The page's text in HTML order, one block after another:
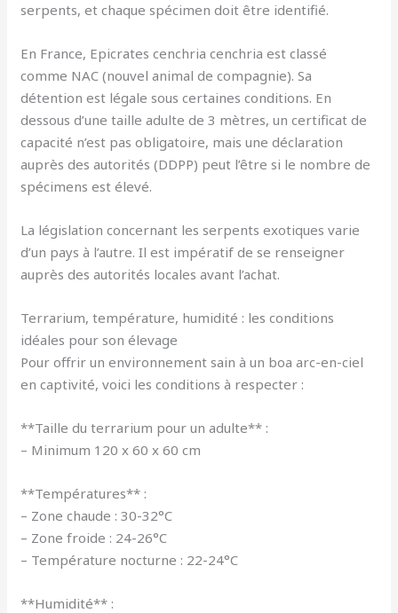
serpents, et chaque spécimen doit être identifié.
En France, Epicrates cenchria cenchria est classé
comme NAC (nouvel animal de compagnie). Sa
détention est légale sous certaines conditions. En
dessous d’une taille adulte de 3 mètres, un certificat de
capacité n’est pas obligatoire, mais une déclaration
auprès des autorités (DDPP) peut l’être si le nombre de
spécimens est élevé.
La législation concernant les serpents exotiques varie
d’un pays à l’autre. Il est impératif de se renseigner
auprès des autorités locales avant l’achat.
Terrarium, température, humidité : les conditions
idéales pour son élevage
Pour offrir un environnement sain à un boa arc-en-ciel
en captivité, voici les conditions à respecter :
**Taille du terrarium pour un adulte** :
– Minimum 120 x 60 x 60 cm
**Températures** :
– Zone chaude : 30-32°C
– Zone froide : 24-26°C
– Température nocturne : 22-24°C
**Humidité** :